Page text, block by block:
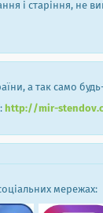
і старіння, не
а так само
http://mir-
мережах: